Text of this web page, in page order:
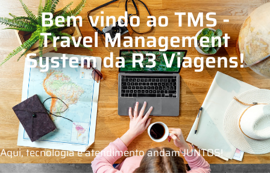
Bem vindo ao TMS -
Travel Management
System da R3 Viagens!
Aqui, tecnologia e atendimento andam JUNTOS!